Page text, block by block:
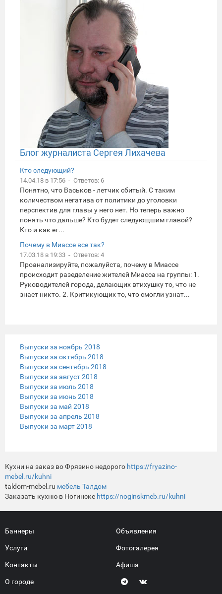
Блог журналиста Сергея Лихачева
Кто следующий?
14.04.18 в 17:56 - Ответов: 6
Понятно, что Васьков - летчик сбитый. С таким
количеством негатива от политики до уголовки
перспектив для главы у него нет. Но теперь важно
понять что дальше? Кто будет следующшим главой?
Кто и как ег...
Почему в Миассе все так?
17.03.18 в 19:33 - Ответов: 4
Проанализируйте, пожалуйста, почему в Миассе
происходит разеделение жителей Миасса на группы: 1.
Руководителей города, делающих втихушку то, что не
знает никто. 2. Критикующих то, что смогли узнат...
Выпуски за ноябрь 2018
Выпуски за октябрь 2018
Выпуски за сентябрь 2018
Выпуски за август 2018
Выпуски за июль 2018
Выпуски за июнь 2018
Выпуски за май 2018
Выпуски за апрель 2018
Выпуски за март 2018
Кухни на заказ во Фрязино недорого https://fryazino-
mebel.ru/kuhni
taldom-mebel.ru мебель Талдом
Заказать кухню в Ногинске https://noginskmeb.ru/kuhni
Баннеры
Услуги
Контакты
О городе
Объявления
Фотогалерея
Афиша